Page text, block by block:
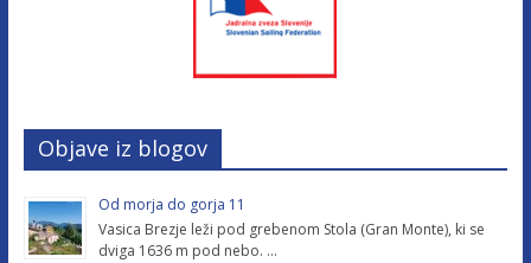
Objave iz blogov
Od morja do gorja 11
Vasica Brezje leži pod grebenom Stola (Gran Monte), ki se
dviga 1636 m pod nebo. …